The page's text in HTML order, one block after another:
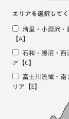
エリアを選択して
清里・小淵沢・
【A】
石和・勝沼・西
ア 【C】
富士川流域・南
リア 【E】